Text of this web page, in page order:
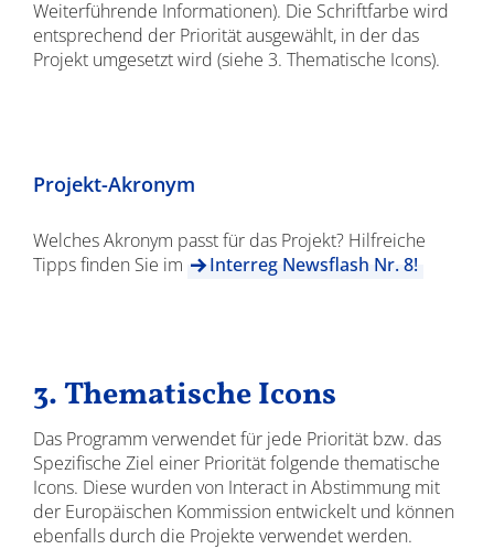
Weiterführende Informationen). Die Schriftfarbe wird
entsprechend der Priorität ausgewählt, in der das
Projekt umgesetzt wird (siehe 3. Thematische Icons).
Projekt-Akronym
Welches Akronym passt für das Projekt? Hilfreiche
Tipps finden Sie im
Interreg Newsflash Nr. 8!
3. Thematische Icons
Das Programm verwendet für jede Priorität bzw. das
Spezifische Ziel einer Priorität folgende thematische
Icons. Diese wurden von Interact in Abstimmung mit
der Europäischen Kommission entwickelt und können
ebenfalls durch die Projekte verwendet werden.